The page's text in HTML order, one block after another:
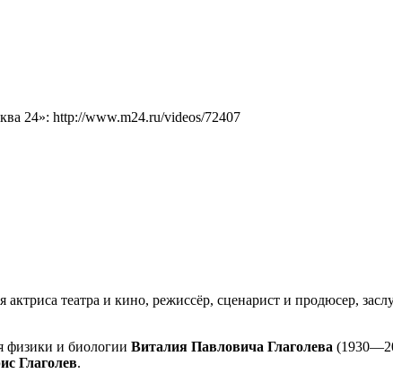
24»: http://www.m24.ru/videos/72407
актриса театра и кино, режиссёр, сценарист и продюсер,
физики и биологии Виталия Павловича Глаголева
Глаголев.